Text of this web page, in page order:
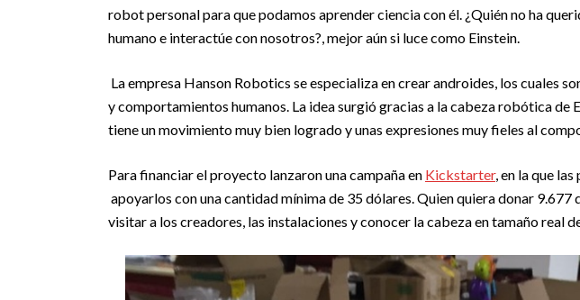
robot personal para que podamos aprender ciencia con él. ¿Quién no ha
humano e interactúe con nosotros?, mejor aún si luce como Einstein.
La empresa Hanson Robotics se especializa en crear androides, los cuales
y comportamientos humanos. La idea surgió gracias a la cabeza robótica de
tiene un movimiento muy bien logrado y unas expresiones muy fieles al
Para financiar el proyecto lanzaron una campaña en Kickstarter, en la que
apoyarlos con una cantidad mínima de 35 dólares. Quien quiera donar
visitar a los creadores, las instalaciones y conocer la cabeza en tamaño real